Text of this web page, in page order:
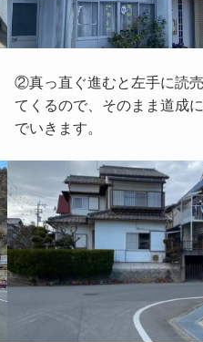
②真っ直ぐ進むと左手に読
てくるので、そのまま道成
でいきます。